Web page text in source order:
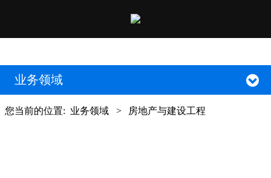
业务领域
您当前的位置: 业务领域 > 房地产与建设工程